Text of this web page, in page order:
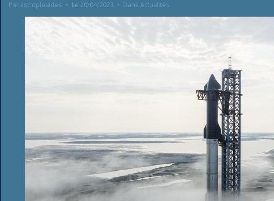
Par astropleiades Le 20/04/2023 Dans Actualités